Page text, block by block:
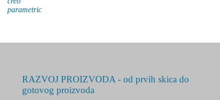
RAZVOJ PROIZVODA - od prvih skica do
gotovog proizvoda